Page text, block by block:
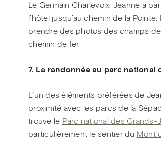
Le Germain Charlevoix. Jeanne a
l’hôtel jusqu’au chemin de la
prendre des photos des champs
chemin de fer.
7. La randonnée au parc national
L’un des éléments préférées de
proximité avec les parcs de la
trouve le Parc national des Grands-
particulièrement le sentier du Mont